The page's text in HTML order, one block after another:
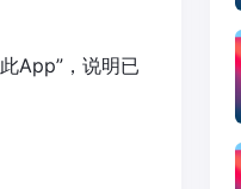
App”，说明已